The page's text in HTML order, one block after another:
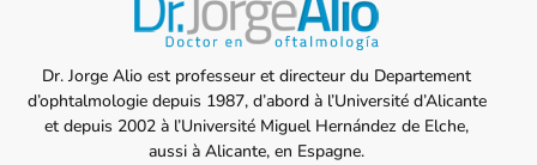
Dr. Jorge Alio est professeur et directeur du Departement
d’ophtalmologie depuis 1987, d’abord à l’Université d’Alicante
et depuis 2002 à l’Université Miguel Hernández de Elche,
aussi à Alicante, en Espagne.